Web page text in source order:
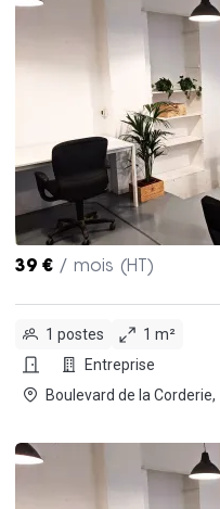
39 € / mois (HT)
1 postes
1 m²
Entreprise